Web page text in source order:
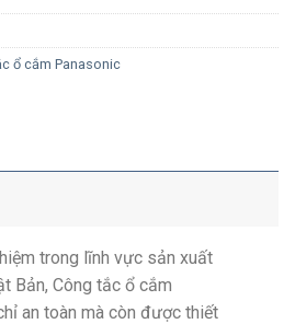
ổ cắm Panasonic
trong lĩnh vực sản xuất
Bản, Công tắc ổ cắm
an toàn mà còn được thiết